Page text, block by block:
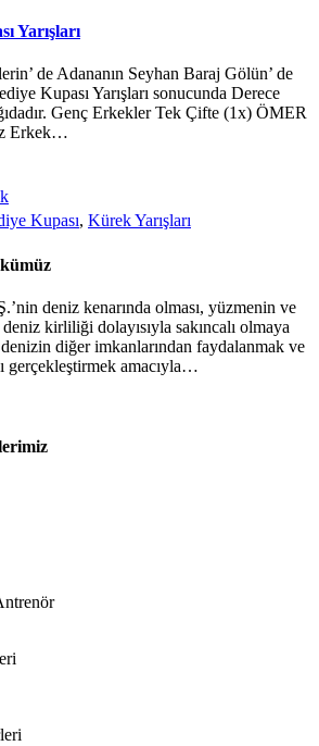
Yarışları
de Adananın Seyhan Baraj Gölün’ de
Kupası Yarışları sonucunda Derece
Genç Erkekler Tek Çifte (1x) ÖMER
Erkek…
Kupası, Kürek Yarışları
deniz kenarında olması, yüzmenin ve
kirliliği dolayısıyla sakıncalı olmaya
denizin diğer imkanlarından faydalanmak ve
gerçekleştirmek amacıyla…